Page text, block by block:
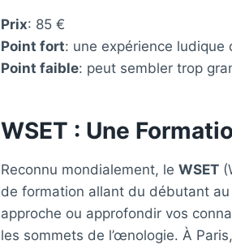
Prix: 85 €
Point fort: une expérience ludique
Point faible: peut sembler trop
WSET : Une
Reconnu mondialement, le WSET
de formation allant du débutant
approche ou approfondir vos
les sommets de l’œnologie. À